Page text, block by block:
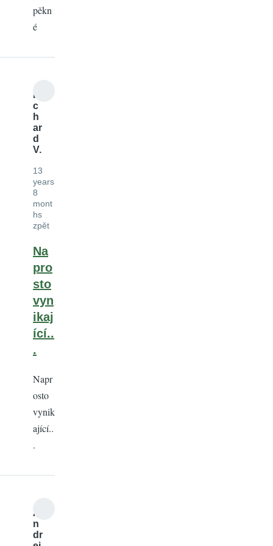
pěkn
é
Ri
c
h
ar
d
V.
13
years
8
mont
hs
zpět
Na
pro
sto
vyn
ikaj
ící..
.
Napr
osto
vynik
ající..
.
A
n
dr